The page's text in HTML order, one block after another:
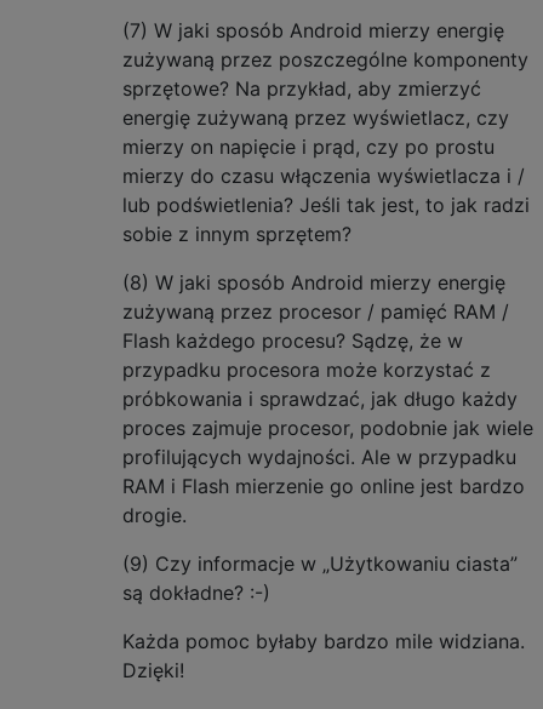
(7) W jaki sposób Android mierzy energię
zużywaną przez poszczególne komponenty
sprzętowe? Na przykład, aby zmierzyć
energię zużywaną przez wyświetlacz, czy
mierzy on napięcie i prąd, czy po prostu
mierzy do czasu włączenia wyświetlacza i /
lub podświetlenia? Jeśli tak jest, to jak radzi
sobie z innym sprzętem?
(8) W jaki sposób Android mierzy energię
zużywaną przez procesor / pamięć RAM /
Flash każdego procesu? Sądzę, że w
przypadku procesora może korzystać z
próbkowania i sprawdzać, jak długo każdy
proces zajmuje procesor, podobnie jak wiele
profilujących wydajności. Ale w przypadku
RAM i Flash mierzenie go online jest bardzo
drogie.
(9) Czy informacje w „Użytkowaniu ciasta”
są dokładne? :-)
Każda pomoc byłaby bardzo mile widziana.
Dzięki!